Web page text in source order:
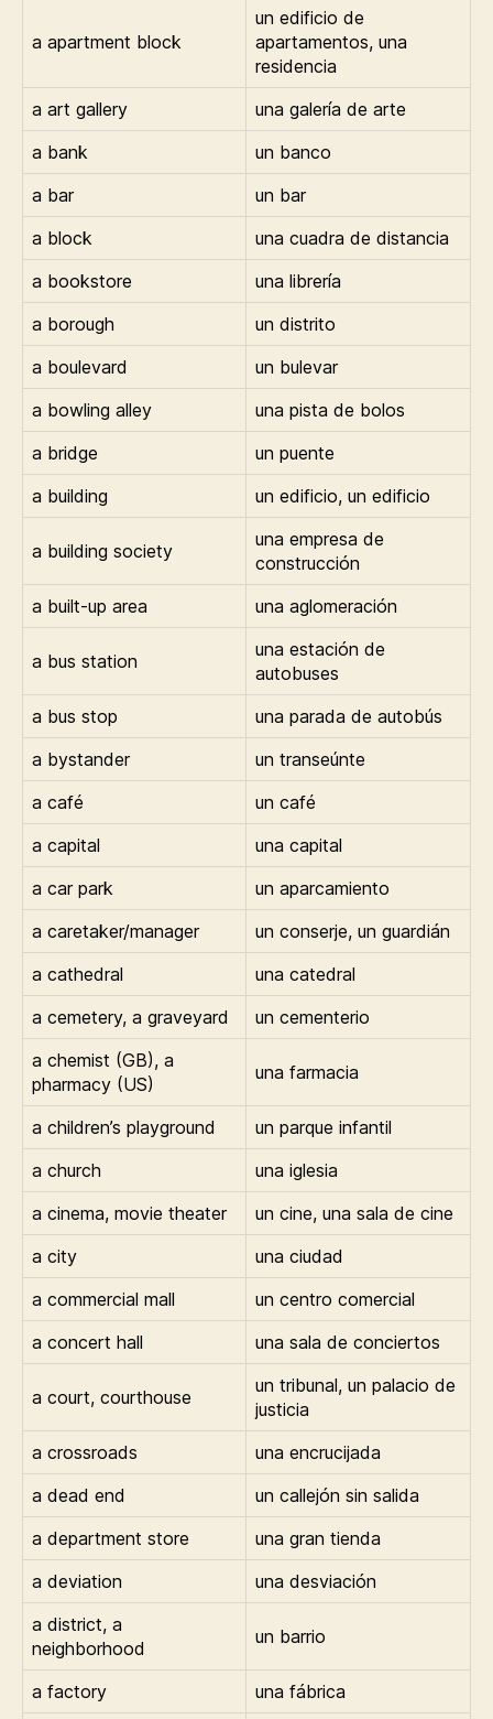
a apartment block
un edificio de
apartamentos, una
residencia
a art gallery
una galería de arte
a bank
un banco
a bar
un bar
a block
una cuadra de distancia
a bookstore
una librería
a borough
un distrito
a boulevard
un bulevar
a bowling alley
una pista de bolos
a bridge
un puente
a building
un edificio, un edificio
a building society
una empresa de
construcción
a built-up area
una aglomeración
a bus station
una estación de
autobuses
a bus stop
una parada de autobús
a bystander
un transeúnte
a café
un café
a capital
una capital
a car park
un aparcamiento
a caretaker/manager
un conserje, un guardián
a cathedral
una catedral
a cemetery, a graveyard
un cementerio
a chemist (GB), a
pharmacy (US)
una farmacia
a children’s playground
un parque infantil
a church
una iglesia
a cinema, movie theater
un cine, una sala de cine
a city
una ciudad
a commercial mall
un centro comercial
a concert hall
una sala de conciertos
a court, courthouse
un tribunal, un palacio de
justicia
a crossroads
una encrucijada
a dead end
un callejón sin salida
a department store
una gran tienda
a deviation
una desviación
a district, a
neighborhood
un barrio
a factory una fábrica